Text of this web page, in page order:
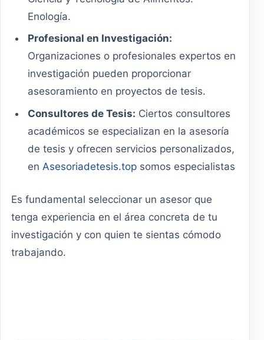
Enología.
Profesional en Investigación:
Organizaciones o profesionales expertos en
investigación pueden proporcionar
asesoramiento en proyectos de tesis.
Consultores de Tesis: Ciertos consultores
académicos se especializan en la asesoría
de tesis y ofrecen servicios personalizados,
enAsesoriadetesis.top somos especialistas
Es fundamental seleccionar un asesor que
tenga experiencia en el área concreta de tu
investigación y con quien te sientas cómodo
trabajando.